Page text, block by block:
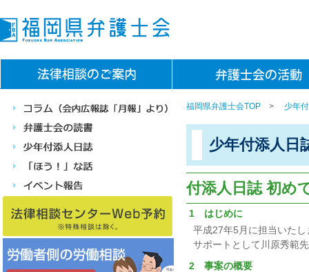
福岡県弁護士会TOP > 少年
少年付添人日
付添人日誌 初め
1 はじめに
平成27年5月に担当いた
サポートとして川原秀範
2 事案の概要